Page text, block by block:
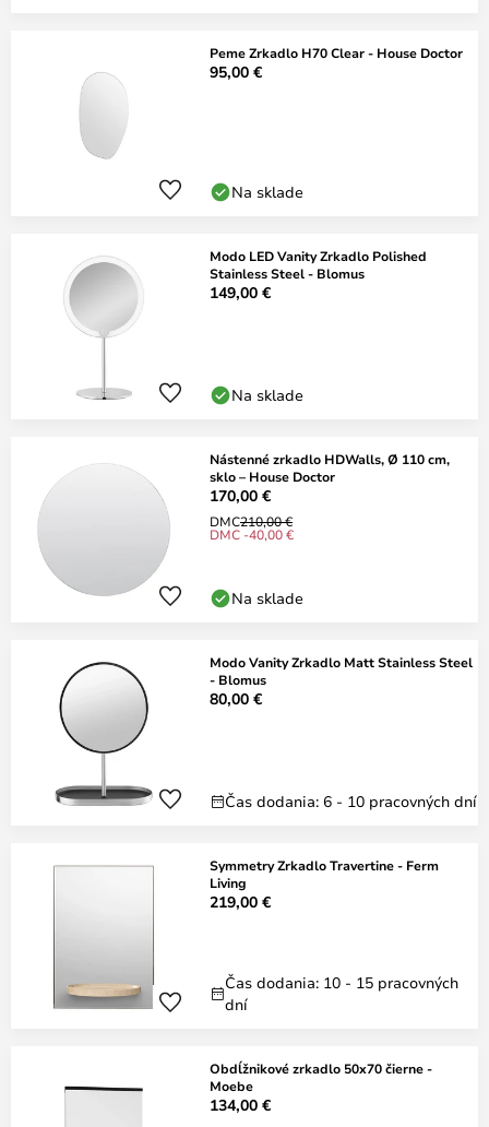
Peme Zrkadlo H70 Clear - House Doctor
95,00 €
Na sklade
Modo LED Vanity Zrkadlo Polished
Stainless Steel - Blomus
149,00 €
Na sklade
Nástenné zrkadlo HDWalls, Ø 110 cm,
sklo – House Doctor
170,00 €
DMC210,00 €
DMC -40,00 €
Na sklade
Modo Vanity Zrkadlo Matt Stainless Steel
- Blomus
80,00 €
Čas dodania: 6 - 10 pracovných dní
Symmetry Zrkadlo Travertine - Ferm
Living
219,00 €
Čas dodania: 10 - 15 pracovných
dní
Obdĺžnikové zrkadlo 50x70 čierne -
Moebe
134,00 €